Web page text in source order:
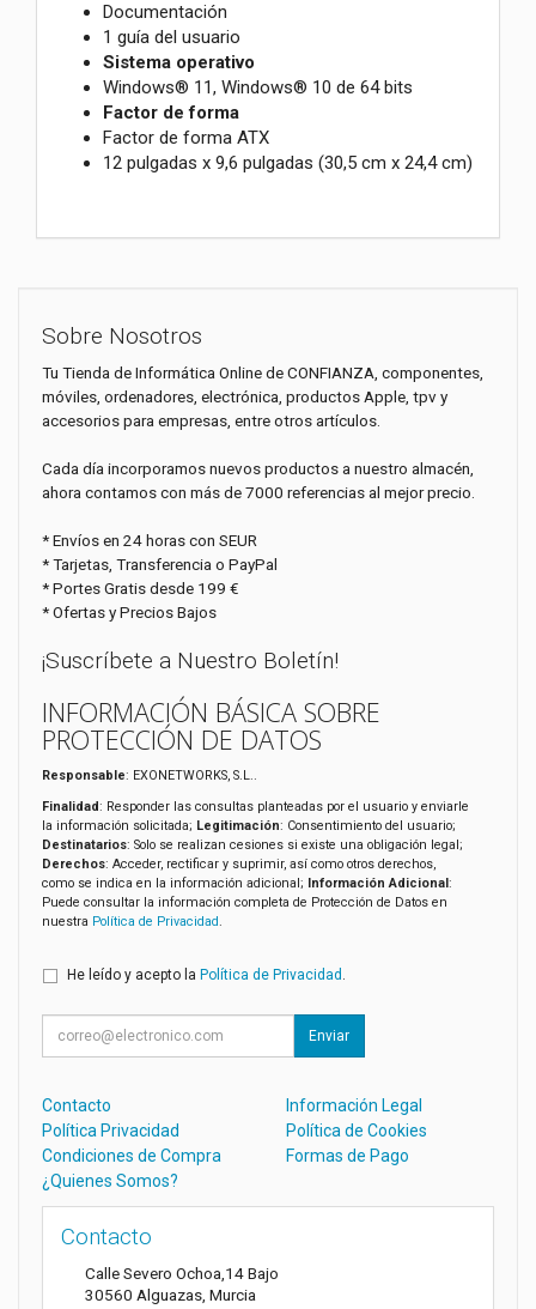
Documentación
1 guía del usuario
Sistema operativo
Windows® 11, Windows® 10 de 64 bits
Factor de forma
Factor de forma ATX
12 pulgadas x 9,6 pulgadas (30,5 cm x 24,4 cm)
Sobre Nosotros
Tu Tienda de Informática Online de CONFIANZA, componentes,
móviles, ordenadores, electrónica, productos Apple, tpv y
accesorios para empresas, entre otros artículos.
Cada día incorporamos nuevos productos a nuestro almacén,
ahora contamos con más de 7000 referencias al mejor precio.
* Envíos en 24 horas con SEUR
* Tarjetas, Transferencia o PayPal
* Portes Gratis desde 199 €
* Ofertas y Precios Bajos
¡Suscríbete a Nuestro Boletín!
INFORMACIÓN BÁSICA SOBRE
PROTECCIÓN DE DATOS
Responsable: EXONETWORKS, S.L..
Finalidad: Responder las consultas planteadas por el usuario y enviarle
la información solicitada; Legitimación: Consentimiento del usuario;
Destinatarios: Solo se realizan cesiones si existe una obligación legal;
Derechos: Acceder, rectificar y suprimir, así como otros derechos,
como se indica en la información adicional;
Información Adicional :
Puede consultar la información completa de Protección de Datos en
nuestra Política de Privacidad .
He leído y acepto la Política de Privacidad
Enviar
Contacto
Información Legal
Política Privacidad
Política de Cookies
Condiciones de Compra
Formas de Pago
¿Quienes Somos?
Contacto
Calle Severo Ochoa,14 Bajo
30560 Alguazas Murcia